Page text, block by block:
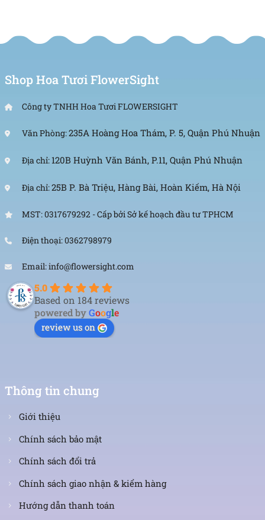
Văn phòng: 235A Hoàng Hoa Thám, P. 5, Quận Phú
Địa chỉ: 120B Huỳnh Văn Bánh, P.11, Quận Phú
Hotline: 093 407 2575
Email: info@flowersight.com
Website: https://flowersight.com/
Đánh giá product này
Shop Hoa Tươi FlowerSight
Công ty TNHH Hoa Tươi FLOWERSIGHT
Văn Phòng:235A Hoàng Hoa Thám, P. 5, Quận Phú Nhuận
Địa chỉ: 120B Huỳnh Văn Bánh, P.11, Quận Phú Nhuận
Địa chỉ:25B P. Bà Triệu, Hàng Bài, Hoàn Kiếm, Hà Nội
MST: 0317679292 - Cấp bởi Sở kế hoạch đầu tư TPHCM
Điện thoại: 0362798979
Email: info@flowersight.com
5.0
Based on 184 reviews
powered byGoogle
review us on
Thông tin chung
Giới thiệu
Chính sách bảo mật
Chính sách đổi trả
Chính sách giao nhận & kiểm hàng
Hướng dẫn thanh toán